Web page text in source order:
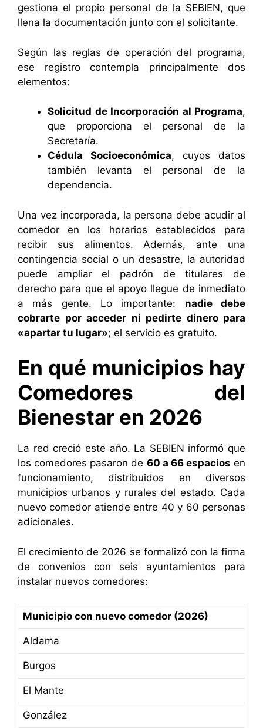
gestiona el propio personal de la SEBIEN, que
llena la documentación junto con el solicitante.
Según las reglas de operación del programa,
ese registro contempla principalmente dos
elementos:
Solicitud de Incorporación al Programa,
que proporciona el personal de la
Secretaría.
Cédula Socioeconómica, cuyos datos
también levanta el personal de la
dependencia.
Una vez incorporada, la persona debe acudir al
comedor en los horarios establecidos para
recibir sus alimentos. Además, ante una
contingencia social o un desastre, la autoridad
puede ampliar el padrón de titulares de
derecho para que el apoyo llegue de inmediato
a más gente. Lo importante: nadie debe
cobrarte por acceder ni pedirte dinero para
«apartar tu lugar»; el servicio es gratuito.
En qué municipios hay
Comedores del
Bienestar en 2026
La red creció este año. La SEBIEN informó que
los comedores pasaron de 60 a 66 espacios en
funcionamiento, distribuidos en diversos
municipios urbanos y rurales del estado. Cada
nuevo comedor atiende entre 40 y 60 personas
adicionales.
El crecimiento de 2026 se formalizó con la firma
de convenios con seis ayuntamientos para
instalar nuevos comedores:
Municipio con nuevo comedor (2026)
Aldama
Burgos
El Mante
González